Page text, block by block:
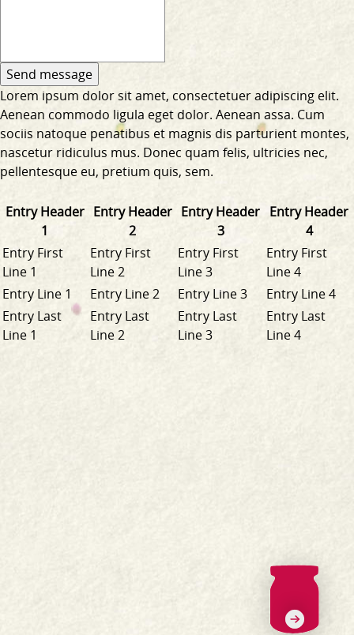
Lorem ipsum dolor sit amet, consectetuer adipiscing elit.
Aenean commodo ligula eget dolor. Aenean assa. Cum
sociis natoque penatibus et magnis dis parturient montes,
nascetur ridiculus mus. Donec quam felis, ultricies nec,
pellentesque eu, pretium quis, sem.
Entry Header
1
Entry Header
2
Entry Header
3
Entry Header
4
Entry First
Line 1
Entry First
Line 2
Entry First
Line 3
Entry First
Line 4
Entry Line 1
Entry Line 2 Entry Line 3
Entry Line 4
Entry Last
Line 1
Entry Last
Line 2
Entry Last
Line 3
Entry Last
Line 4